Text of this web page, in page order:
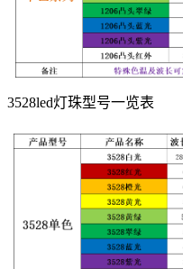
3528led灯珠型号一览表